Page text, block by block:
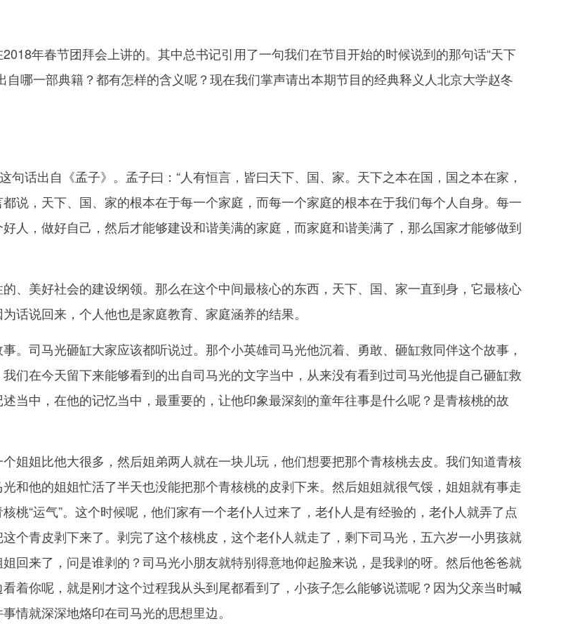
年春节团拜会上讲的。其中总书记引用了一句我们在节目开始的时候说到的那句话“天下
自哪一部典籍？都有怎样的含义呢？现在我们掌声请出本期节目的经典释义人北京大学赵冬
话出自《孟子》。孟子曰：“人有恒言，皆曰天下、国、家。天下之本在国，国之本在家，
都说，天下、国、家的根本在于每一个家庭，而每一个家庭的根本在于我们每个人自身。每一
人，做好自己，然后才能够建设和谐美满的家庭，而家庭和谐美满了，那么国家才能够做到
美好社会的建设纲领。那么在这个中间最核心的东西，天下、国、家一直到身，它最核心
话说回来，个人他也是家庭教育、家庭涵养的结果。
司马光砸缸大家应该都听说过。那个小英雄司马光他沉着、勇敢、砸缸救同伴这个故事，
们在今天留下来能够看到的出自司马光的文字当中，从来没有看到过司马光他提自己砸缸救
当中，在他的记忆当中，最重要的，让他印象最深刻的童年往事是什么呢？是青核桃的故
姐比他大很多，然后姐弟两人就在一块儿玩，他们想要把那个青核桃去皮。我们知道青核
和他的姐姐忙活了半天也没能把那个青核桃的皮剥下来。然后姐姐就很气馁，姐姐就有事走
桃“运气”。这个时候呢，他们家有一个老仆人过来了，老仆人是有经验的，老仆人就弄了点
个青皮剥下来了。剥完了这个核桃皮，这个老仆人就走了，剩下司马光，五六岁一小男孩就
回来了，问是谁剥的？司马光小朋友就特别得意地仰起脸来说，是我剥的呀。然后他爸爸就
着你呢，就是刚才这个过程我从头到尾都看到了，小孩子怎么能够说谎呢？因为父亲当时喊
情就深深地烙印在司马光的思想里边。